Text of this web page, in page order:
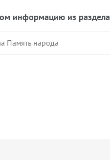
информацию из раздела